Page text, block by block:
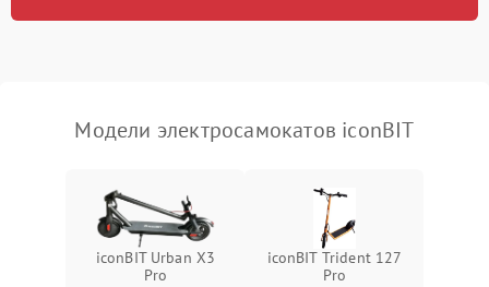
Модели электросамокатов iconBIT
iconBIT Urban X3
Pro
iconBIT Trident 127
Pro